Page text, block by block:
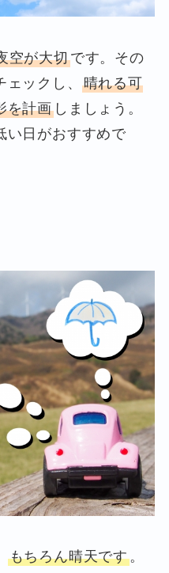
空が大切です。その
ックし、 晴れる可
を計画 しましょう。
い日がおすすめで
もちろん晴天です。